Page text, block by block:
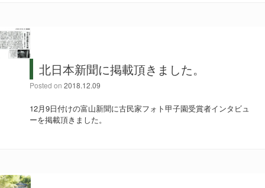
北日本新聞に掲載頂きました。
Posted on 2018.12.09
12月9日付けの富山新聞に古民家フォト甲子園受賞者インタビュ
ーを掲載頂きました。